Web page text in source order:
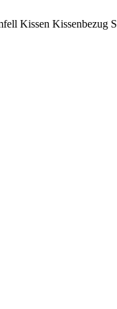
Kissen Kissenbezug